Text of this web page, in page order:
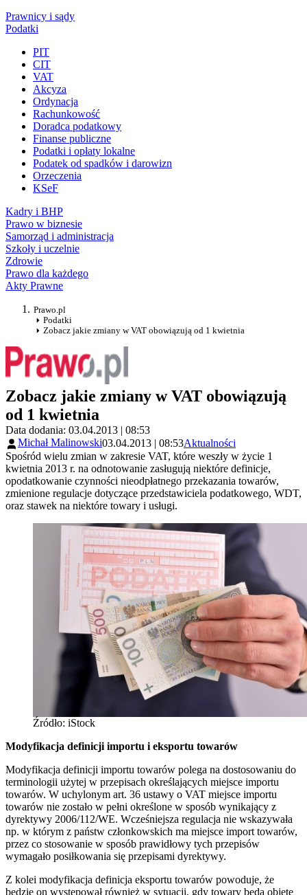
Prawnicy i sądy
Podatki
PIT
CIT
VAT
Akcyza
Ordynacja
Rachunkowość
Doradca podatkowy
Finanse publiczne
Podatki i opłaty lokalne
Podatek od spadków i darowizn
Orzeczenia
KSeF
Kadry i BHP
Prawo w biznesie
Samorząd i administracja
Szkoły i uczelnie
Zdrowie
Prawo dla każdego
Akty Prawne
Prawo.pl
Podatki
Zobacz jakie zmiany w VAT obowiązują od 1 kwietnia
Zobacz jakie zmiany w VAT obowiązują
od 1 kwietnia
Data dodania: 03.04.2013 | 08:53
Michał Malinowski03.04.2013 | 08:53Aktualności
Spośród wielu zmian w zakresie VAT, które weszły w życie 1
kwietnia 2013 r. na odnotowanie zasługują niektóre definicje,
opodatkowanie czynności nieodpłatnego przekazania towarów,
zmienione regulacje dotyczące przedstawiciela podatkowego, WDT,
oraz stawek na niektóre towary i usługi.
Źródło: iStock
Modyfikacja definicji importu i eksportu towarów
Modyfikacja definicji importu towarów polega na dostosowaniu do
terminologii użytej w przepisach określających miejsce importu
towarów. W uchylonym art. 36 ustawy o VAT miejsce importu
towarów nie zostało w pełni określone w sposób wynikający z
dyrektywy 2006/112/WE. Wcześniejsza regulacja nie wskazywała
np. w którym z państw członkowskich ma miejsce import towarów,
przez co stosowanie w sposób prawidłowy tych przepisów
wymagało posiłkowania się przepisami dyrektywy.
Z kolei modyfikacja definicja eksportu towarów powoduje, że
będzie on występował również w sytuacji, gdy towary będą objęte